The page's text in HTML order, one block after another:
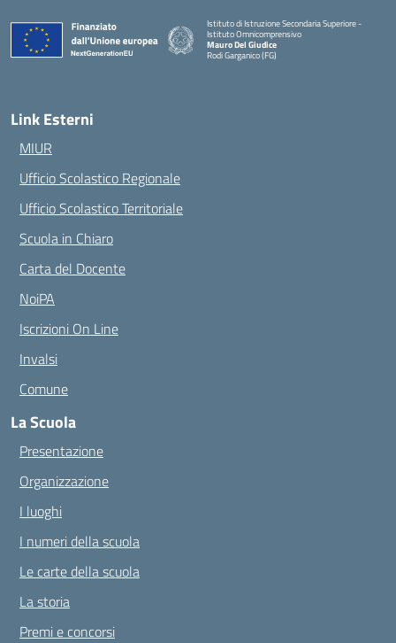
Istituto di Istruzione Secondaria Superiore -
Istituto Omnicomprensivo
Mauro Del Giudice
Rodi Garganico (FG)
— Visita la pagina iniziale della scuola
Link Esterni
MIUR
Ufficio Scolastico Regionale
Ufficio Scolastico Territoriale
Scuola in Chiaro
Carta del Docente
NoiPA
Iscrizioni On Line
Invalsi
Comune
La Scuola
Presentazione
Organizzazione
I luoghi
I numeri della scuola
Le carte della scuola
La storia
Premi e concorsi